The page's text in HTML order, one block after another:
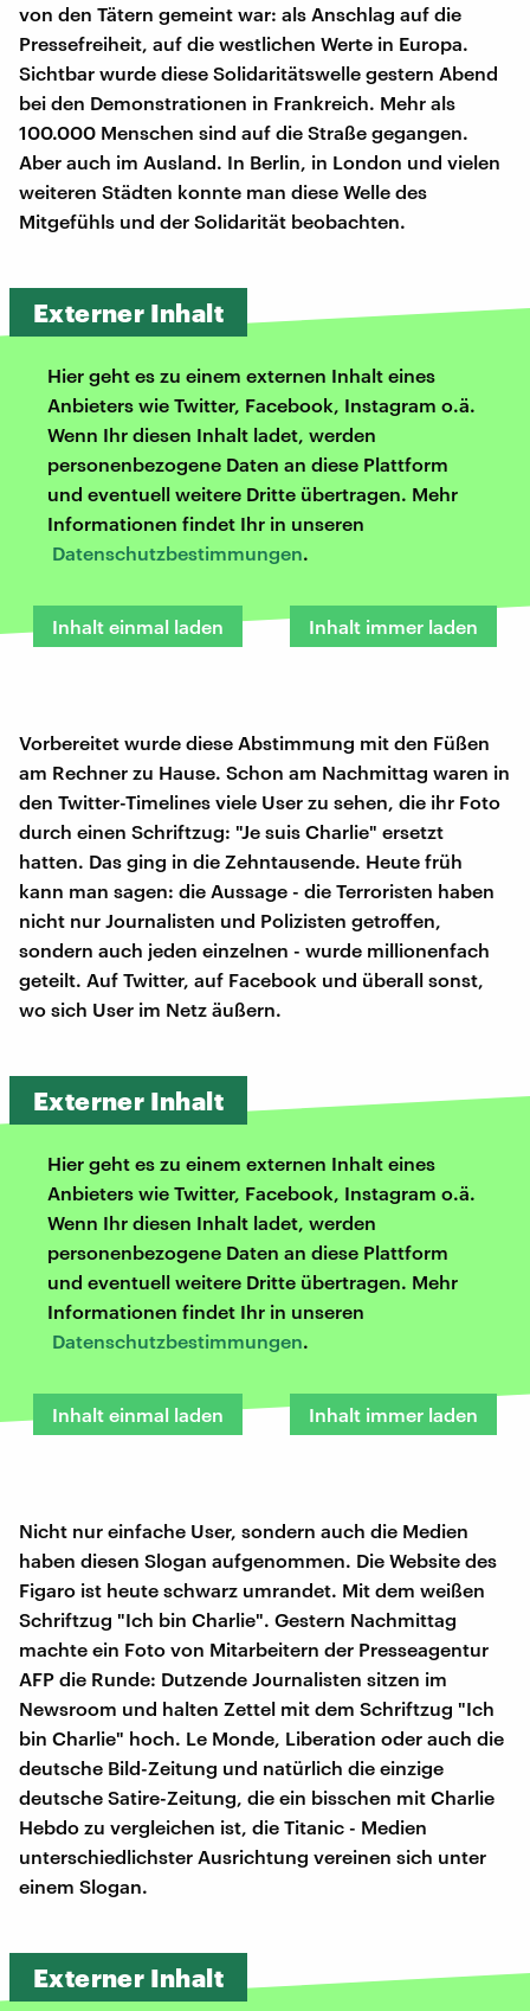
von den Tätern gemeint war: als Anschlag auf die
Pressefreiheit, auf die westlichen Werte in Europa.
Sichtbar wurde diese Solidaritätswelle gestern Abend
bei den Demonstrationen in Frankreich. Mehr als
100.000 Menschen sind auf die Straße gegangen.
Aber auch im Ausland. In Berlin, in London und vielen
weiteren Städten konnte man diese Welle des
Mitgefühls und der Solidarität beobachten.
Externer Inhalt
Hier geht es zu einem externen Inhalt eines
Anbieters wie Twitter, Facebook, Instagram o.ä.
Wenn Ihr diesen Inhalt ladet, werden
personenbezogene Daten an diese Plattform
und eventuell weitere Dritte übertragen. Mehr
Informationen findet Ihr in unseren
Datenschutzbestimmungen.
Inhalt einmal laden Inhalt immer laden
Vorbereitet wurde diese Abstimmung mit den Füßen
am Rechner zu Hause. Schon am Nachmittag waren in
den Twitter-Timelines viele User zu sehen, die ihr Foto
durch einen Schriftzug: "Je suis Charlie" ersetzt
hatten. Das ging in die Zehntausende. Heute früh
kann man sagen: die Aussage - die Terroristen haben
nicht nur Journalisten und Polizisten getroffen,
sondern auch jeden einzelnen - wurde millionenfach
geteilt. Auf Twitter, auf Facebook und überall sonst,
wo sich User im Netz äußern.
Externer Inhalt
Hier geht es zu einem externen Inhalt eines
Anbieters wie Twitter, Facebook, Instagram o.ä.
Wenn Ihr diesen Inhalt ladet, werden
personenbezogene Daten an diese Plattform
und eventuell weitere Dritte übertragen. Mehr
Informationen findet Ihr in unseren
Datenschutzbestimmungen.
Inhalt einmal laden Inhalt immer laden
Nicht nur einfache User, sondern auch die Medien
haben diesen Slogan aufgenommen. Die Website des
Figaro ist heute schwarz umrandet. Mit dem weißen
Schriftzug "Ich bin Charlie". Gestern Nachmittag
machte ein Foto von Mitarbeitern der Presseagentur
AFP die Runde: Dutzende Journalisten sitzen im
Newsroom und halten Zettel mit dem Schriftzug "Ich
bin Charlie" hoch. Le Monde, Liberation oder auch die
deutsche Bild-Zeitung und natürlich die einzige
deutsche Satire-Zeitung, die ein bisschen mit Charlie
Hebdo zu vergleichen ist, die Titanic - Medien
unterschiedlichster Ausrichtung vereinen sich unter
einem Slogan.
Externer Inhalt